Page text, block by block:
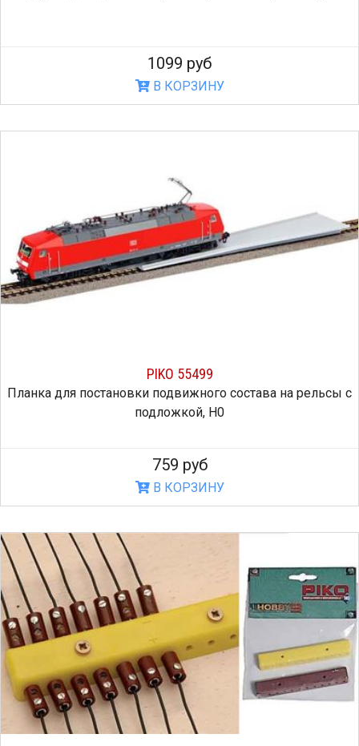
1099 руб
В КОРЗИНУ
PIKO 55499
Планка для постановки подвижного состава на рельсы с
подложкой, H0
759 руб
В КОРЗИНУ